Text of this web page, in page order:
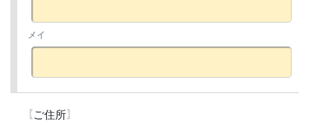
メイ
ご住所